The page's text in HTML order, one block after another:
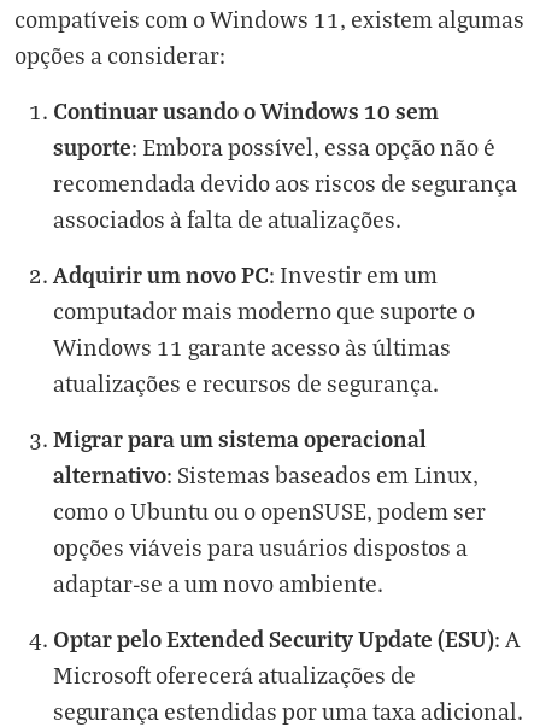
compatíveis com o Windows 11, existem algumas
opções a considerar:
Continuar usando o Windows 10 sem
suporte: Embora possível, essa opção não é
recomendada devido aos riscos de segurança
associados à falta de atualizações.
Adquirir um novo PC: Investir em um
computador mais moderno que suporte o
Windows 11 garante acesso às últimas
atualizações e recursos de segurança.
Migrar para um sistema operacional
alternativo: Sistemas baseados em Linux,
como o Ubuntu ou o openSUSE, podem ser
opções viáveis para usuários dispostos a
adaptar-se a um novo ambiente.
Optar pelo Extended Security Update (ESU): A
Microsoft oferecerá atualizações de
segurança estendidas por uma taxa adicional.